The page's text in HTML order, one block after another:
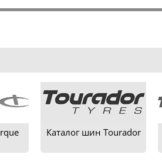
Каталог шин Tourador